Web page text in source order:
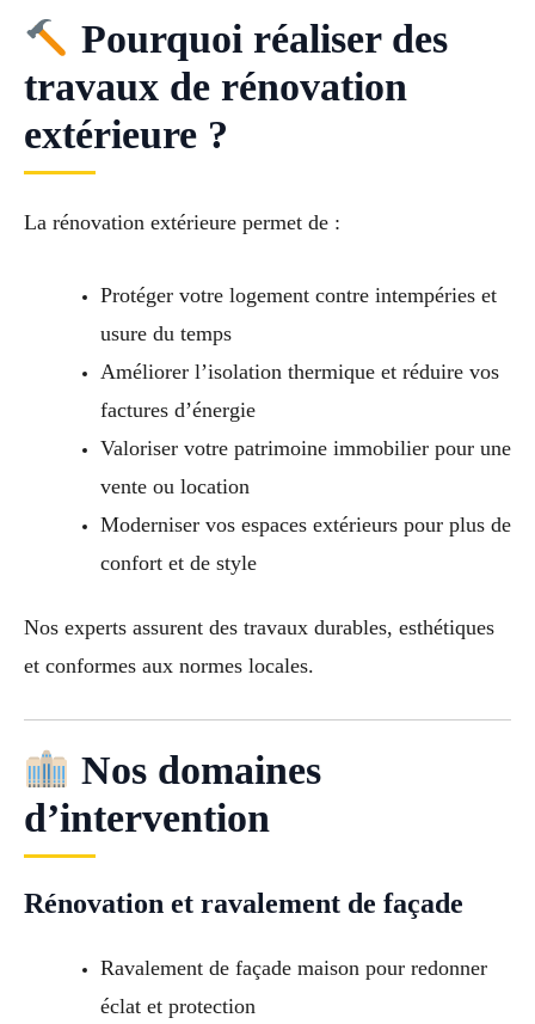
Pourquoi réaliser des
travaux de rénovation
extérieure ?
La rénovation extérieure permet de :
Protéger votre logement contre intempéries et
usure du temps
Améliorer l’isolation thermique et réduire vos
factures d’énergie
Valoriser votre patrimoine immobilier pour une
vente ou location
Moderniser vos espaces extérieurs pour plus de
confort et de style
Nos experts assurent des travaux durables, esthétiques
et conformes aux normes locales.
Nos domaines
d’intervention
Rénovation et ravalement de façade
Ravalement de façade maison pour redonner
éclat et protection